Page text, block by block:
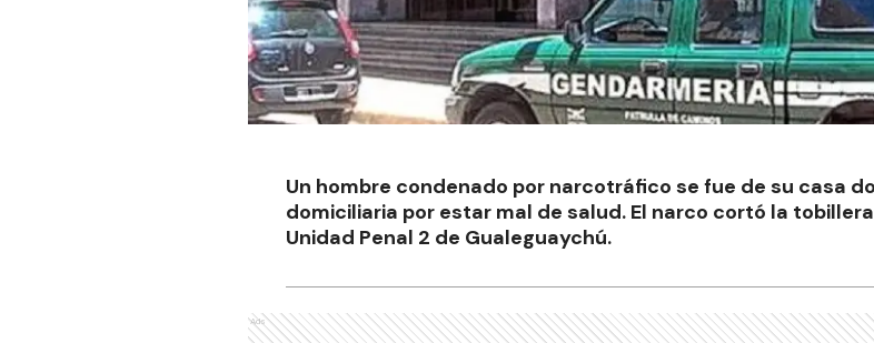
Un hombre condenado por narcotráfico se fue de su casa
domiciliaria por estar mal de salud. El narco cortó la
Unidad Penal 2 de Gualeguaychú.
Ads